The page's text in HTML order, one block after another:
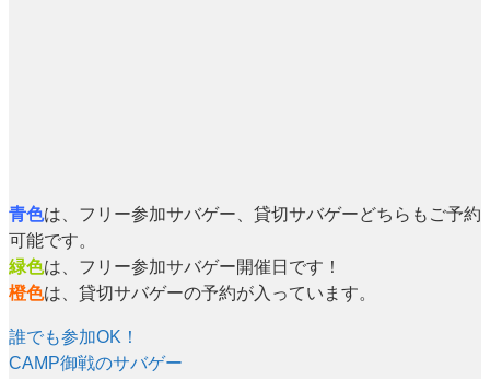
青色は、フリー参加サバゲー、貸切サバゲーどちらもご予約
可能です。
緑色は、フリー参加サバゲー開催日です！
橙色は、貸切サバゲーの予約が入っています。
誰でも参加OK！
CAMP御戦のサバゲー